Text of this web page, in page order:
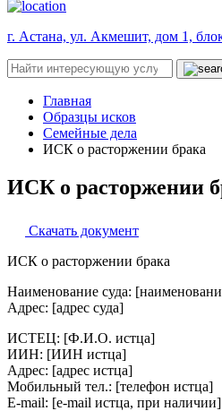
г. Астана, ул. Акмешит, дом 1,
Главная
Образцы исков
Семейные дела
ИСК о расторжении брака
ИСК о расторжении
Скачать документ
ИСК о расторжении брака
Наименование суда:
Адрес: [адрес суда]
ИСТЕЦ: [Ф.И.О. истца]
ИИН: [ИИН истца]
Адрес: [адрес истца]
Мобильный тел.: [телефон истца]
E-mail: [e-mail истца, при наличии]